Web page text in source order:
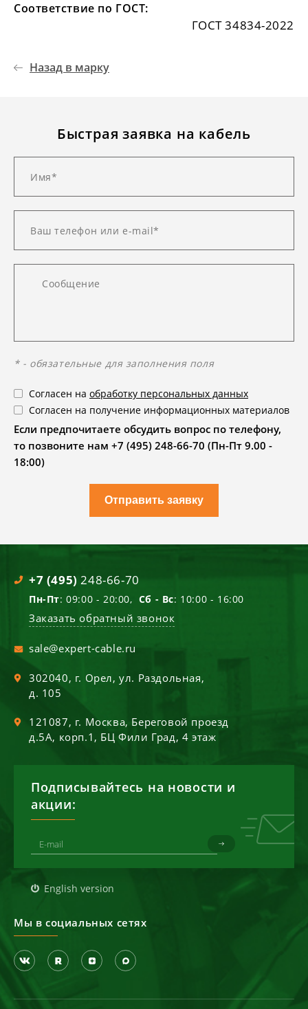
Соответствие по ГОСТ:
ГОСТ 34834-2022
Назад в марку
Быстрая заявка на кабель
* - обязательные для заполнения поля
Согласен на обработку персональных данных
Согласен на получение информационных материалов
Если предпочитаете обсудить вопрос по телефону,
то позвоните нам +7 (495) 248-66-70 (Пн-Пт 9.00 -
18:00)
Отправить заявку
+7 (495) 248-66-70
Пн-Пт: 09:00 - 20:00, Сб - Вс: 10:00 - 16:00
Заказать обратный звонок
sale@expert-cable.ru
302040, г. Орел,ул. Раздольная,
д. 105
121087, г. Москва, Береговой проезд
д.5А, корп.1, БЦ Фили Град, 4 этаж
Подписывайтесь на новости и
акции:
English version
Мы в социальных сетях